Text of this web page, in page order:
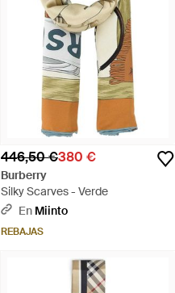
446,50 €380 €
Burberry
Silky Scarves - Verde
En Miinto
REBAJAS